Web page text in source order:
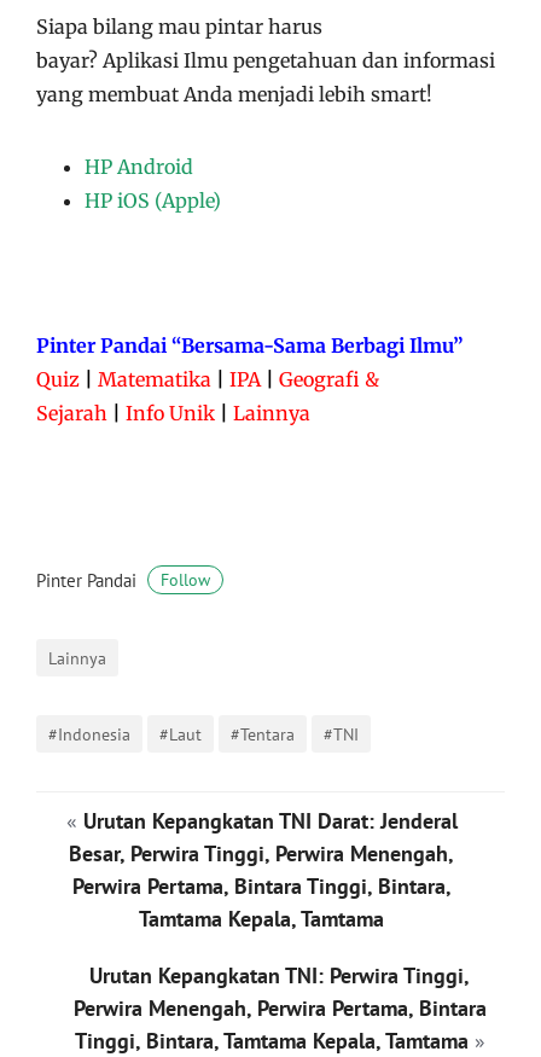
Siapa bilang mau pintar harus
bayar? Aplikasi Ilmu pengetahuan dan informasi
yang membuat Anda menjadi lebih smart!
HP Android
HP iOS (Apple)
Pinter Pandai “Bersama-Sama Berbagi Ilmu”
Quiz
Matematika IPA
Geografi &
Sejarah
Info Unik Lainnya
Pinter Pandai Follow
Lainnya
#Indonesia #Laut #Tentara #TNI
« Urutan Kepangkatan TNI Darat: Jenderal
Besar, Perwira Tinggi, Perwira Menengah,
Perwira Pertama, Bintara Tinggi, Bintara,
Tamtama Kepala, Tamtama
Urutan Kepangkatan TNI: Perwira Tinggi,
Perwira Menengah, Perwira Pertama, Bintara
Tinggi, Bintara, Tamtama Kepala, Tamtama »